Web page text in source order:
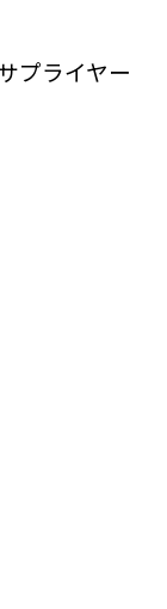
プライヤー